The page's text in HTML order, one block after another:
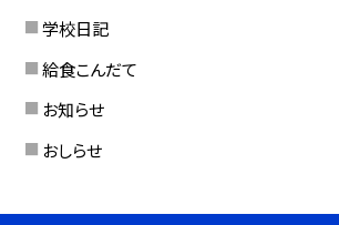
学校日記
給食こんだて
お知らせ
おしらせ